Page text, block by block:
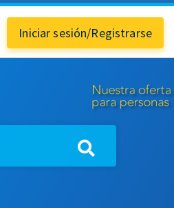
Iniciar sesión/Registrarse